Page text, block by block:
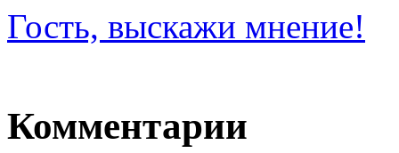
Гость, выскажи мнение!
Комментарии